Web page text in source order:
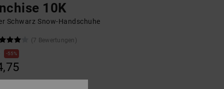
10K
Schwarz Snow-Handschuhe
(7 Bewertungen)
55%